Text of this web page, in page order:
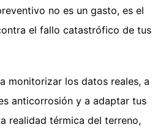
no es un gasto, es el
el fallo catastrófico de tus
monitorizar los datos reales, a
anticorrosión y a adaptar tus
realidad térmica del terreno,